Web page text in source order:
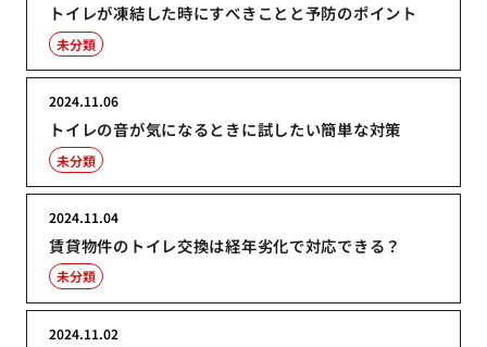
トイレが凍結した時にすべきことと予防のポイント
未分類
トイレの音が気になるときに試したい簡単な対策
2024.11.06
未分類
賃貸物件のトイレ交換は経年劣化で対応できる？
2024.11.04
未分類
2024.11.02